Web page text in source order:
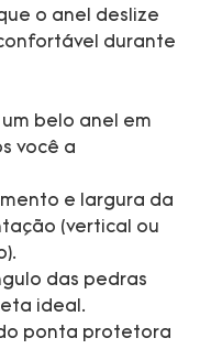
o anel deslize
durante
belo anel em
você a
e largura da
(vertical ou
das pedras
ideal.
ponta protetora